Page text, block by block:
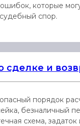
которые
спор.
сделке и
порядок
безналичный
схема, задаток